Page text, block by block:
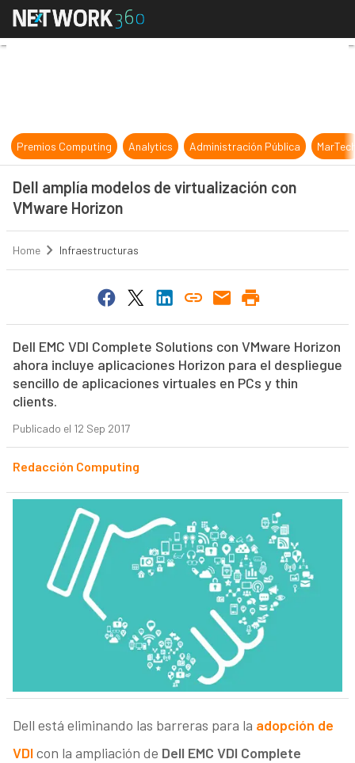
Dell amplía modelos de
Premios Computing Analytics Administración Pública
Dell amplía modelos de virtualización con
VMware Horizon
Home Infraestructuras
Dell EMC VDI Complete Solutions con VMware Horizon
ahora incluye aplicaciones Horizon para el despliegue
sencillo de aplicaciones virtuales en PCs y thin
clients.
Publicado el 12 Sep 2017
Redacción Computing
Dell está eliminando las barreras para la adopción de
VDIcon la ampliación de Dell EMC VDI Complete